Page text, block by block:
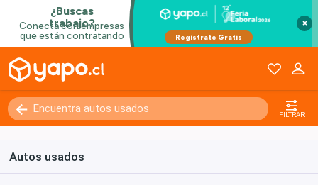
×
FILTRAR
Autos usados